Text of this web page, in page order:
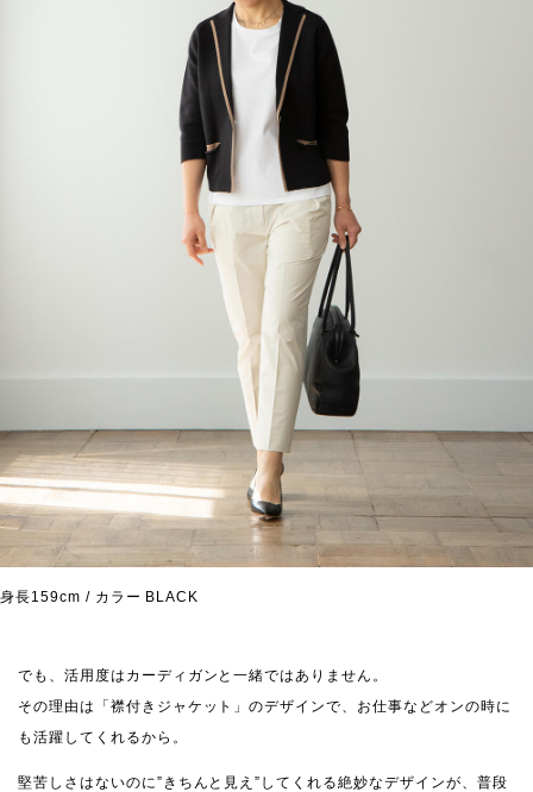
身長159cm / カラー BLACK
でも、活用度はカーディガンと一緒ではありません。
その理由は「襟付きジャケット」のデザインで、お仕事などオンの時に
も活躍してくれるから。
堅苦しさはないのに”きちんと見え”してくれる絶妙なデザインが、普段